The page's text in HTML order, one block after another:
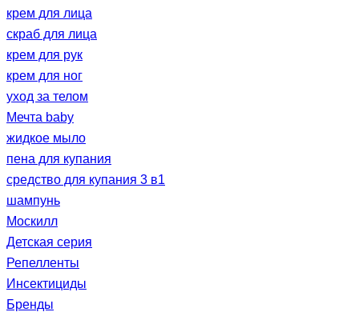
крем для лица
скраб для лица
крем для рук
крем для ног
уход за телом
Мечта baby
жидкое мыло
пена для купания
средство для купания 3 в1
шампунь
Москилл
Детская серия
Репелленты
Инсектициды
Бренды